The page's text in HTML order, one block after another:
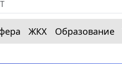
ЖКХ Образование